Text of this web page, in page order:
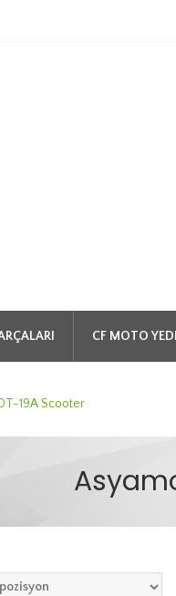
CF MOTO
19A Scooter